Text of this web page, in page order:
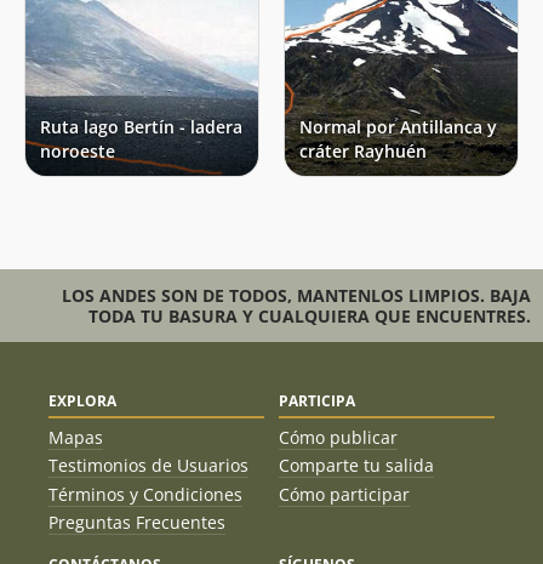
Ruta lago Bertín - ladera
noroeste
Normal por Antillanca y
cráter Rayhuén
LOS ANDES SON DE TODOS, MANTENLOS LIMPIOS. BAJA
TODA TU BASURA Y CUALQUIERA QUE ENCUENTRES.
EXPLORA
Mapas
Testimonios de Usuarios
Términos y Condiciones
Preguntas Frecuentes
PARTICIPA
Cómo publicar
Comparte tu salida
Cómo participar